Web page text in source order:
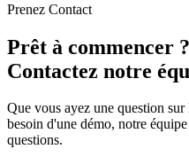
Prenez Contact
Prêt à commencer ?
Contactez notre
Que vous ayez une question
besoin d'une démo, notre
questions.